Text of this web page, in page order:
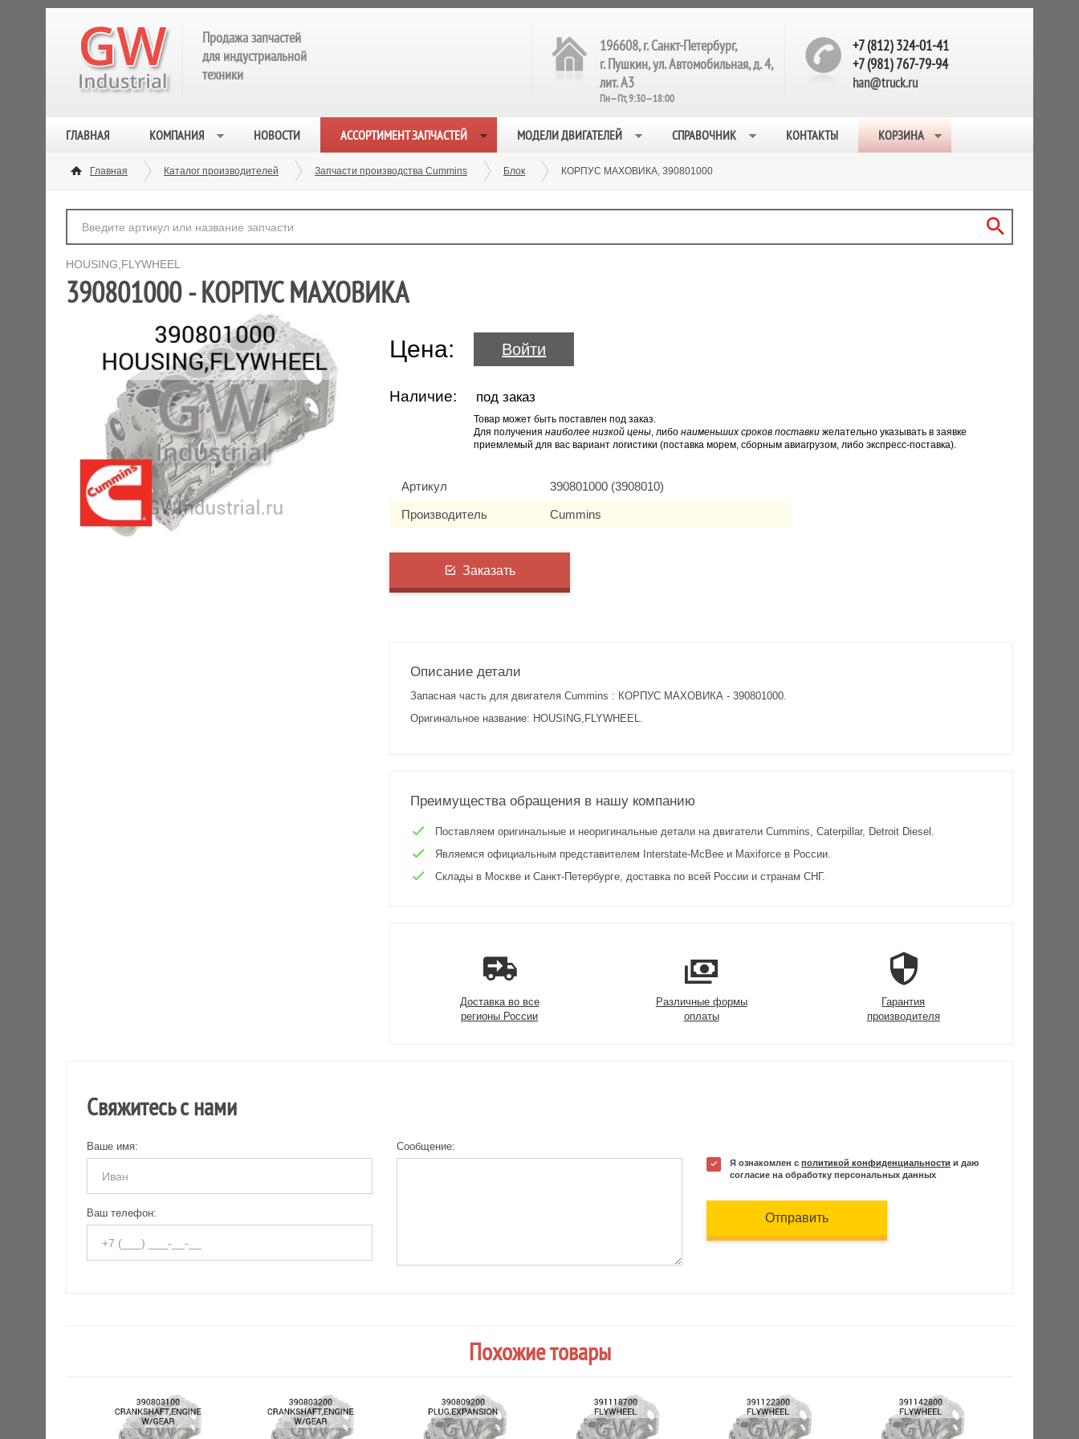
Продажа запчастей
для индустриальной
техники
196608, г. Санкт-Петербург,
г. Пушкин, ул. Автомобильная, д. 4,
лит. А3
Пн—Пт, 9:30—18:00
+7 (812) 324-01-41
+7 (981) 767-79-94
han@truck.ru
ГЛАВНАЯ КОМПАНИЯ НОВОСТИ АССОРТИМЕНТ ЗАПЧАСТЕЙ МОДЕЛИ ДВИГАТЕЛЕЙ СПРАВОЧНИК КОНТАКТЫ КОРЗИНА
Главная Каталог производителей Запчасти производства Cummins Блок КОРПУС МАХОВИКА, 390801000
HOUSING,FLYWHEEL
390801000 - КОРПУС МАХОВИКА
Цена: Войти
Наличие: под заказ
Товар может быть поставлен под заказ.
Для получениянаиболее низкой цены, либонаименьших сроков поставки желательно указывать в заявке
приемлемый для вас вариант логистики (поставка морем, сборным авиагрузом, либо экспресс-поставка).
Артикул 390801000 (3908010)
Производитель Cummins
Заказать
Описание детали
Запасная часть для двигателя Cummins : КОРПУС МАХОВИКА - 390801000.
Оригинальное название: HOUSING,FLYWHEEL.
Преимущества обращения в нашу компанию
Поставляем оригинальные и неоригинальные детали на двигатели Cummins, Caterpillar, Detroit Diesel.
Являемся официальным представителем Interstate-McBee и Maxiforce в России.
Склады в Москве и Санкт-Петербурге, доставка по всей России и странам СНГ.
Доставка во все
регионы России
Различные формы
оплаты
Гарантия
производителя
Свяжитесь с нами
Ваше имя:
Ваш телефон:
Сообщение:
Я ознакомлен с политикой конфиденциальности и даю
согласие на обработку персональных данных
Отправить
Похожие товары